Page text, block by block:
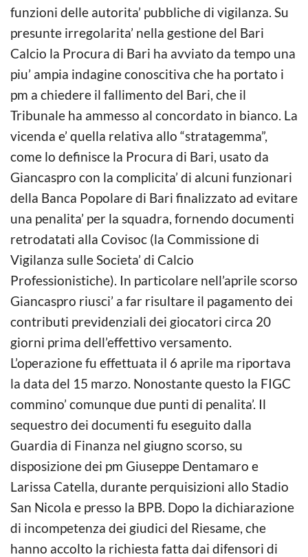
funzioni delle autorita’ pubbliche di vigilanza. Su
presunte irregolarita’ nella gestione del Bari
Calcio la Procura di Bari ha avviato da tempo una
piu’ ampia indagine conoscitiva che ha portato i
pm a chiedere il fallimento del Bari, che il
Tribunale ha ammesso al concordato in bianco. La
vicenda e’ quella relativa allo “stratagemma”,
come lo definisce la Procura di Bari, usato da
Giancaspro con la complicita’ di alcuni funzionari
della Banca Popolare di Bari finalizzato ad evitare
una penalita’ per la squadra, fornendo documenti
retrodatati alla Covisoc (la Commissione di
Vigilanza sulle Societa’ di Calcio
Professionistiche). In particolare nell’aprile scorso
Giancaspro riusci’ a far risultare il pagamento dei
contributi previdenziali dei giocatori circa 20
giorni prima dell’effettivo versamento.
L’operazione fu effettuata il 6 aprile ma riportava
la data del 15 marzo. Nonostante questo la FIGC
commino’ comunque due punti di penalita’. Il
sequestro dei documenti fu eseguito dalla
Guardia di Finanza nel giugno scorso, su
disposizione dei pm Giuseppe Dentamaro e
Larissa Catella, durante perquisizioni allo Stadio
San Nicola e presso la BPB. Dopo la dichiarazione
di incompetenza dei giudici del Riesame, che
hanno accolto la richiesta fatta dai difensori di